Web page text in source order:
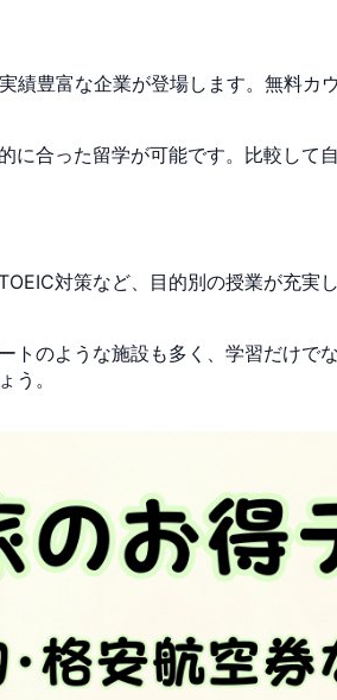
績豊富な企業が登場します。無料カ
に合った留学が可能です。比較して
対策など、目的別の授業が充実
トのような施設も多く、学習だけで
う。